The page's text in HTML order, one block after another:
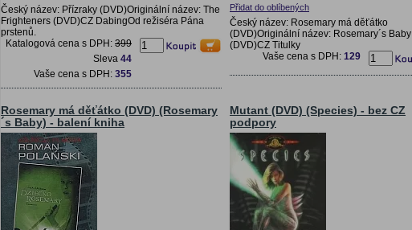
Český název: Přízraky (DVD)Originální název: The
Frighteners (DVD)CZ DabingOd režiséra Pána
prstenů.
Katalogová cena s DPH: 399
Sleva 44
Vaše cena s DPH: 355
Přidat do oblíbených
Český název: Rosemary má děťátko
(DVD)Originální název: Rosemary´s Baby
(DVD)CZ Titulky
Vaše cena s DPH: 129
Rosemary má děťátko (DVD) (Rosemary
´s Baby) - balení kniha
Mutant (DVD) (Species) - bez CZ
podpory